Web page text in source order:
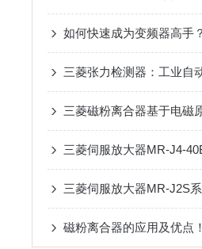
磁粉离合器的应用及优点！